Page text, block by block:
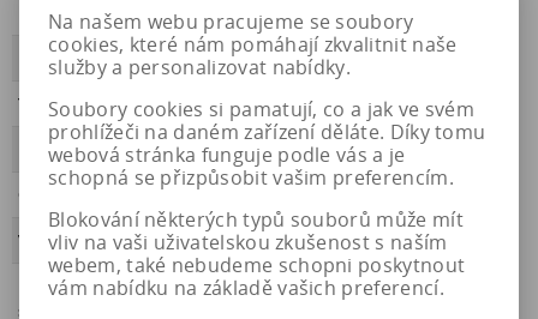
ledu
PŘILNAVOST B
Třída hluku B
HLUČNOST 70
OBDOBÍ celoroční
VALIVÝ ODPOR B
Přilnavost na
sněhu
ANO
Na našem webu pracujeme se soubory
cookies, které nám pomáhají zkvalitnit naše
služby a personalizovat nabídky.
Soubory cookies si pamatují, co a jak ve svém
prohlížeči na daném zařízení děláte. Díky tomu
webová stránka funguje podle vás a je
schopná se přizpůsobit vašim preferencím.
Blokování některých typů souborů může mít
vliv na vaši uživatelskou zkušenost s naším
webem, také nebudeme schopni poskytnout
vám nabídku na základě vašich preferencí.